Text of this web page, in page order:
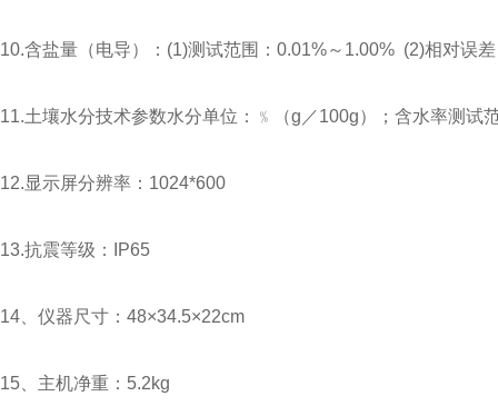
10.含盐量（电导）：(1)测试范围：0.01%～1.00% (2)相对误
11.土壤水分技术参数水分单位：﹪（g／100g）；含水率测试
12.显示屏分辨率：1024*600
13.抗震等级：IP65
14、仪器尺寸：48×34.5×22cm
15、主机净重：5.2kg